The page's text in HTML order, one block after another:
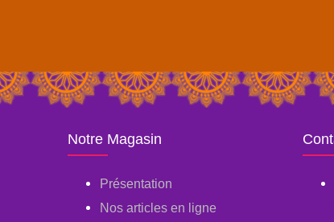
Notre Magasin
Présentation
Nos articles en ligne